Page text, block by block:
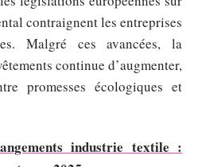
contraignent les entreprises
Malgré ces avancées, la
continue d’augmenter,
promesses écologiques et
industrie textile :